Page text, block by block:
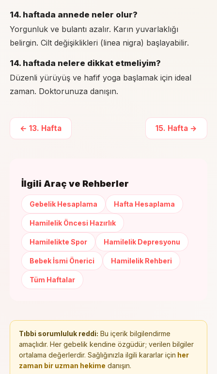
14. haftada annede neler olur?
Yorgunluk ve bulantı azalır. Karın yuvarlaklığı
belirgin. Cilt değişiklikleri (linea nigra) başlayabilir.
14. haftada nelere dikkat etmeliyim?
Düzenli yürüyüş ve hafif yoga başlamak için ideal
zaman. Doktorunuza danışın.
← 13. Hafta 15. Hafta →
İlgili Araç ve Rehberler
Gebelik Hesaplama Hafta Hesaplama
Hamilelik Öncesi Hazırlık
Hamilelikte Spor Hamilelik Depresyonu
Bebek İsmi Önerici Hamilelik Rehberi
Tüm Haftalar
Tıbbi sorumluluk reddi: Bu içerik bilgilendirme
amaçlıdır. Her gebelik kendine özgüdür; verilen bilgiler
ortalama değerlerdir. Sağlığınızla ilgili kararlar için her
zaman bir uzman hekime danışın.